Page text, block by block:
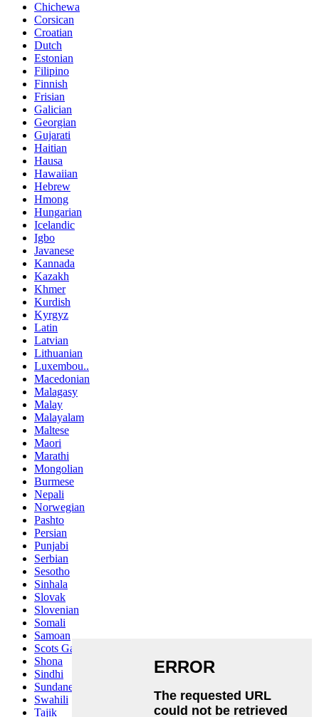
Chichewa
Corsican
Croatian
Dutch
Estonian
Filipino
Finnish
Frisian
Galician
Georgian
Gujarati
Haitian
Hausa
Hawaiian
Hebrew
Hmong
Hungarian
Icelandic
Igbo
Javanese
Kannada
Kazakh
Khmer
Kurdish
Kyrgyz
Latin
Latvian
Lithuanian
Luxembou..
Macedonian
Malagasy
Malay
Malayalam
Maltese
Maori
Marathi
Mongolian
Burmese
Nepali
Norwegian
Pashto
Persian
Punjabi
Serbian
Sesotho
Sinhala
Slovak
Slovenian
Somali
Samoan
Scots Gaelic
Shona
Sindhi
Sundanese
Swahili
Tajik